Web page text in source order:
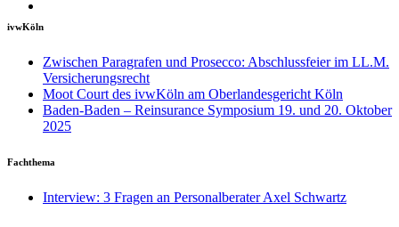
ivwKöln
Zwischen Paragrafen und Prosecco: Abschlussfeier im LL.M.
Versicherungsrecht
Moot Court des ivwKöln am Oberlandesgericht Köln
Baden-Baden – Reinsurance Symposium 19. und 20. Oktober
2025
Fachthema
Interview: 3 Fragen an Personalberater Axel Schwartz